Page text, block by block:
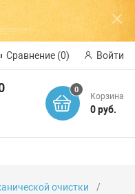
Сравнение (0) Войти
0
Корзина
0 руб.
очистки